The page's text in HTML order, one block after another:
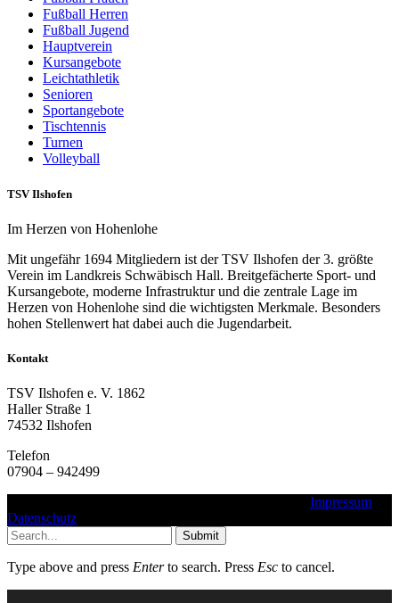
Fußball Herren
Fußball Jugend
Hauptverein
Kursangebote
Leichtathletik
Senioren
Sportangebote
Tischtennis
Turnen
Volleyball
TSV Ilshofen
Im Herzen von Hohenlohe
Mit ungefähr 1694 Mitgliedern ist der TSV Ilshofen der 3. größte
Verein im Landkreis Schwäbisch Hall. Breitgefächerte Sport- und
Kursangebote, moderne Infrastruktur und die zentrale Lage im
Herzen von Hohenlohe sind die wichtigsten Merkmale. Besonders
hohen Stellenwert hat dabei auch die Jugendarbeit.
Kontakt
TSV Ilshofen e. V. 1862
Haller Straße 1
74532 Ilshofen
Telefon
07904 – 942499
Impressum
Datenschutz
Submit
Type above and press Enterto search. Press Esc to cancel.